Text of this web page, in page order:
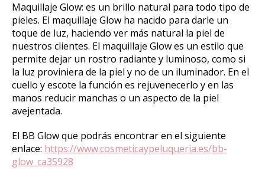
Maquillaje Glow: es un brillo natural para todo tipo de
pieles. El maquillaje Glow ha nacido para darle un
toque de luz, haciendo ver más natural la piel de
nuestros clientes. El maquillaje Glow es un estilo que
permite dejar un rostro radiante y luminoso, como si
la luz proviniera de la piel y no de un iluminador. En el
cuello y escote la función es rejuvenecerlo y en las
manos reducir manchas o un aspecto de la piel
avejentada.
El BB Glow que podrás encontrar en el siguiente
enlace: https://www.cosmeticaypeluqueria.es/bb-
glow_ca35928